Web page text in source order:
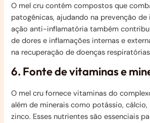
O mel cru contém compostos que
patogênicas, ajudando na prevenção de
ação anti-inflamatória também
de dores e inflamações internas e
na recuperação de doenças
6. Fonte de vitaminas e
O mel cru fornece vitaminas do
além de minerais como potássio, cálcio,
zinco. Esses nutrientes são essenciais